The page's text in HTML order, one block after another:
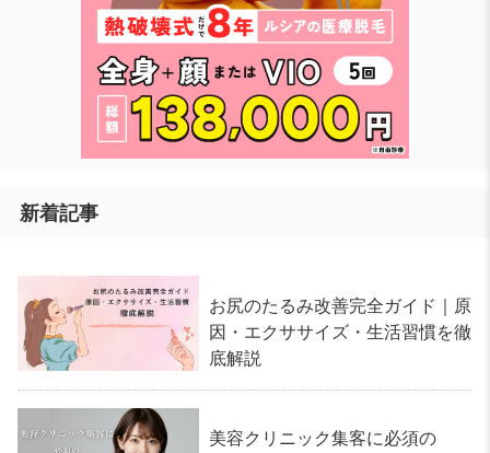
新着記事
お尻のたるみ改善完全ガイド｜原
因・エクササイズ・生活習慣を徹
底解説
美容クリニック集客に必須の